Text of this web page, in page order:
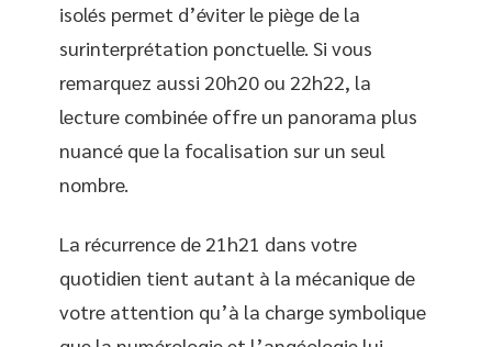
isolés permet d’éviter le piège de la
surinterprétation ponctuelle. Si vous
remarquez aussi 20h20 ou 22h22, la
lecture combinée offre un panorama plus
nuancé que la focalisation sur un seul
nombre.
La récurrence de 21h21 dans votre
quotidien tient autant à la mécanique de
votre attention qu’à la charge symbolique